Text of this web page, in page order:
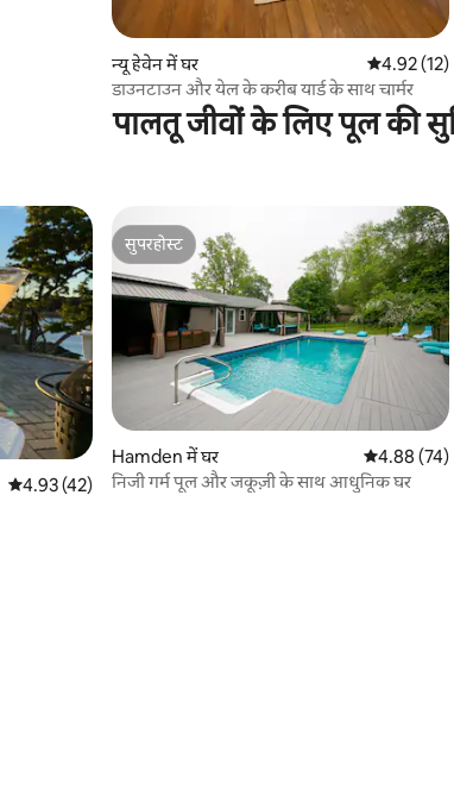
न्यू हेवेन में घर औसत रेटिंग 5
4.92 (12)
डाउनटाउन और येल के करीब यार्ड के साथ चार्मर
पालतू जीवों के लिए पूल की
औसत रेटिंग 5 में से 4.93, 42 समीक्षाएँ
4.93 (42)
सुपरहोस्ट
सुपरहोस्ट
Hamden में घर औसत रेटिंग 5
4.88 (74)
निजी गर्म पूल और जकूज़ी के साथ आधुनिक घर